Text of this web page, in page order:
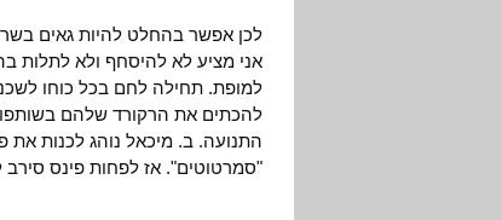
לכן אפשר בהחלט להיות גאים בשר
אני מציע לא להיסחף ולא לתלות
למופת. תחילה לחם בכל כוחו
להכתים את הרקורד שלהם
התנועה. ב. מיכאל נוהג לכנות
"סמרטוטים". אז לפחות פינס